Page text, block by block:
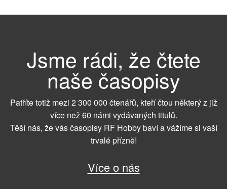
Jsme rádi, že čtete
naše časopisy
Patříte totiž mezi 2 300 000 čtenářů, kteří čtou některý z již
více než 60 námi vydávaných titulů.
Těší nás, že vás časopisy RF Hobby baví a vážíme si vaší
trvalé přízně!
Více o nás